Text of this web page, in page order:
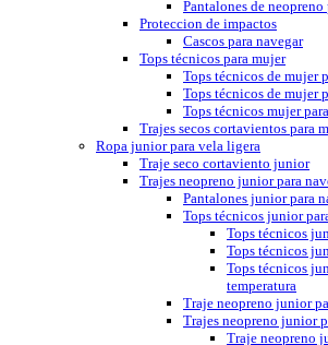
Pantalones de neopreno
Proteccion de impactos
Cascos para navegar
Tops técnicos para mujer
Tops técnicos de mujer
Tops técnicos de mujer
Tops técnicos mujer
Trajes secos cortavientos para
Ropa junior para vela ligera
Traje seco cortaviento junior
Trajes neopreno junior para
Pantalones junior para
Tops técnicos junior
Tops técnicos
Tops técnicos
Tops técnicos
temperatura
Traje neopreno junior
Trajes neopreno junior
Traje neopreno